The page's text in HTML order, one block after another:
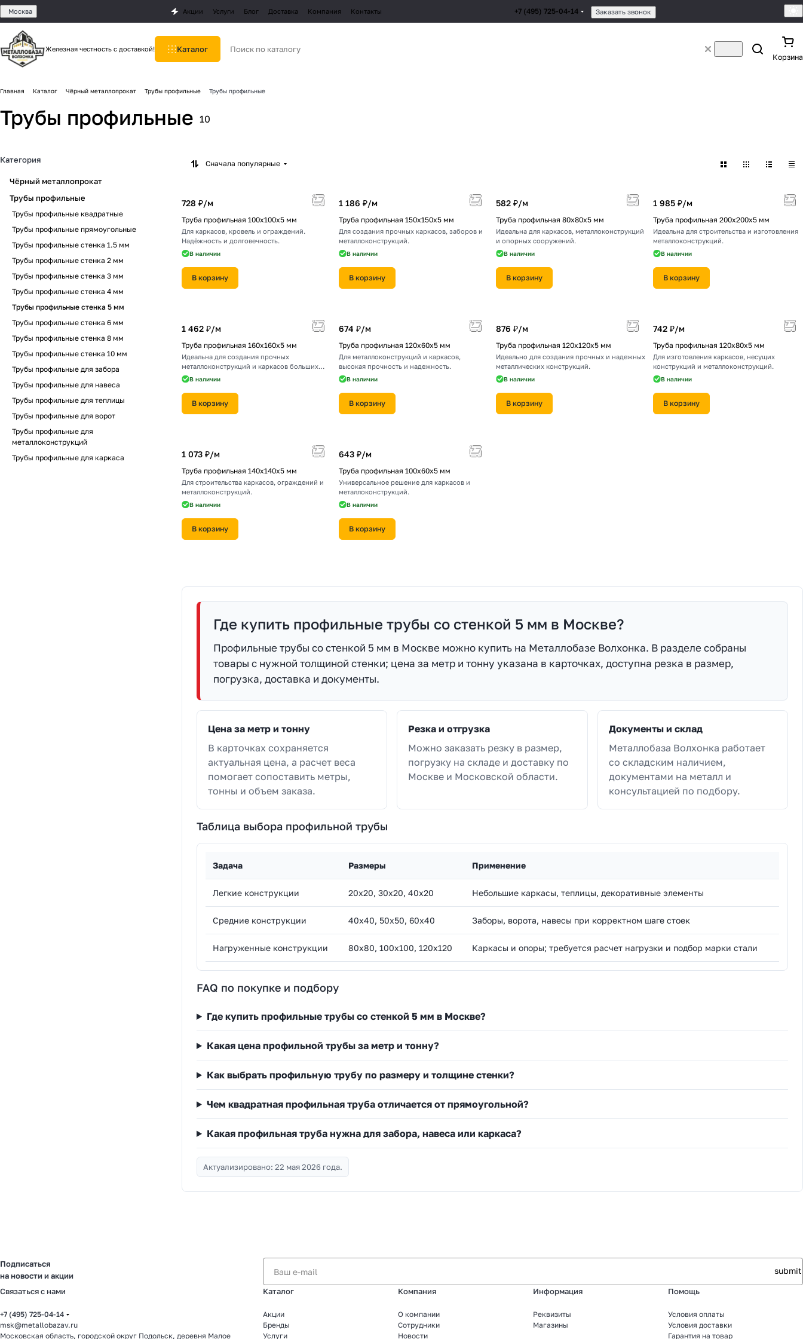
Москва Акции Услуги Блог Доставка Компания Контакты +7 (495) 725-04-14 Заказать звонок
Железная честность с доставкой! Каталог
Корзина
Главная Каталог Чёрный металлопрокат Трубы профильные Трубы профильные
Трубы профильные 10
Сначала популярные
728 ₽/м
Труба профильная 100х100х5 мм
Для каркасов, кровель и ограждений.
Надёжность и долговечность.
В наличии
В корзину
1 186 ₽/м
Труба профильная 150х150х5 мм
Для создания прочных каркасов, заборов и
металлоконструкций.
В наличии
В корзину
582 ₽/м
Труба профильная 80х80х5 мм
Идеальна для каркасов, металлоконструкций
и опорных сооружений.
В наличии
В корзину
1 985 ₽/м
Труба профильная 200х200х5 мм
Идеальна для строительства и изготовления
металлоконструкций.
В наличии
В корзину
1 462 ₽/м
Труба профильная 160х160х5 мм
Идеальна для создания прочных
металлоконструкций и каркасов больших
сооружений.
В наличии
В корзину
674 ₽/м
Труба профильная 120х60х5 мм
Для металлоконструкций и каркасов,
высокая прочность и надежность.
В наличии
В корзину
876 ₽/м
Труба профильная 120х120х5 мм
Идеально для создания прочных и надежных
металлических конструкций.
В наличии
В корзину
742 ₽/м
Труба профильная 120х80х5 мм
Для изготовления каркасов, несущих
конструкций и металлоконструкций.
В наличии
В корзину
1 073 ₽/м
Труба профильная 140х140х5 мм
Для строительства каркасов, ограждений и
металлоконструкций.
В наличии
В корзину
643 ₽/м
Труба профильная 100х60х5 мм
Универсальное решение для каркасов и
металлоконструкций.
В наличии
В корзину
Где купить профильные трубы со стенкой 5 мм в Москве?
Профильные трубы со стенкой 5 мм в Москве можно купить на Металлобазе Волхонка. В разделе собраны
товары с нужной толщиной стенки; цена за метр и тонну указана в карточках, доступна резка в размер,
погрузка, доставка и документы.
Цена за метр и тонну
В карточках сохраняется
актуальная цена, а расчет веса
помогает сопоставить метры,
тонны и объем заказа.
Резка и отгрузка
Можно заказать резку в размер,
погрузку на складе и доставку по
Москве и Московской области.
Документы и склад
Металлобаза Волхонка работает
со складским наличием,
документами на металл и
консультацией по подбору.
Таблица выбора профильной трубы
Задача Размеры Применение
Легкие конструкции 20х20, 30х20, 40х20 Небольшие каркасы, теплицы, декоративные элементы
Средние конструкции 40х40, 50х50, 60х40 Заборы, ворота, навесы при корректном шаге стоек
Нагруженные конструкции 80х80, 100х100, 120х120 Каркасы и опоры; требуется расчет нагрузки и подбор марки стали
FAQ по покупке и подбору
Где купить профильные трубы со стенкой 5 мм в Москве?
Какая цена профильной трубы за метр и тонну?
Как выбрать профильную трубу по размеру и толщине стенки?
Чем квадратная профильная труба отличается от прямоугольной?
Какая профильная труба нужна для забора, навеса или каркаса?
Актуализировано: 22 мая 2026 года.
Категория
Чёрный металлопрокат
Трубы профильные
Трубы профильные квадратные
Трубы профильные прямоугольные
Трубы профильные стенка 1.5 мм
Трубы профильные стенка 2 мм
Трубы профильные стенка 3 мм
Трубы профильные стенка 4 мм
Трубы профильные стенка 5 мм
Трубы профильные стенка 6 мм
Трубы профильные стенка 8 мм
Трубы профильные стенка 10 мм
Трубы профильные для забора
Трубы профильные для навеса
Трубы профильные для теплицы
Трубы профильные для ворот
Трубы профильные для
металлоконструкций
Трубы профильные для каркаса
Подписаться
на новости и акции
Связаться с нами
+7 (495) 725-04-14
msk@metallobazav.ru
Московская область, городской округ Подольск, деревня Малое
Каталог
Акции
Бренды
Услуги
Компания
О компании
Сотрудники
Новости
Информация
Реквизиты
Магазины
Помощь
Условия оплаты
Условия доставки
Гарантия на товар